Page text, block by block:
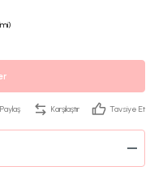
Paylaş Karşılaştır Tavsiye Et